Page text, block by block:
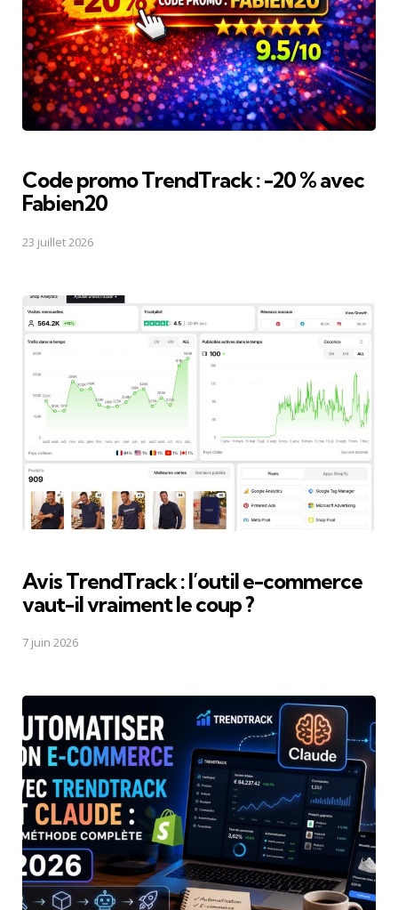
Code promo TrendTrack : -20 % avec
Fabien20
23 juillet 2026
Avis TrendTrack : l’outil e-commerce
vaut-il vraiment le coup ?
7 juin 2026